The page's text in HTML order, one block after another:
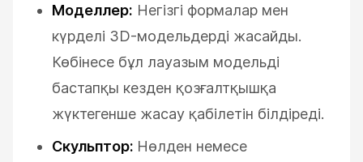
Моделлер: Негізгі формалар мен
күрделі 3D-модельдерді жасайды.
Көбінесе бұл лауазым модельді
бастапқы кезден қозғалтқышқа
жүктегенше жасау қабілетін білдіреді.
Скульптор: Нөлден немесе